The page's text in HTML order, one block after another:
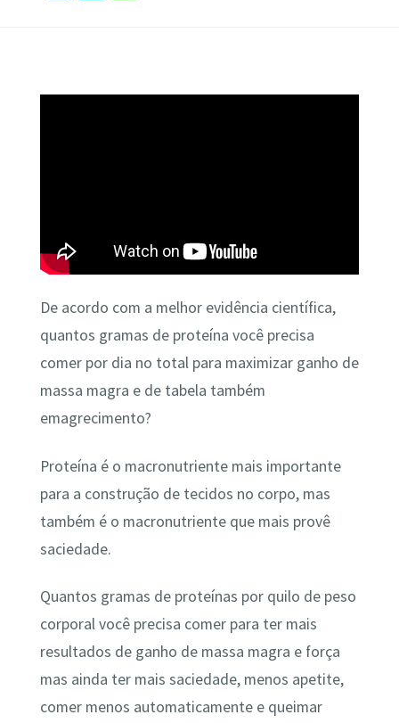
De acordo com a melhor evidência científica,
quantos gramas de proteína você precisa
comer por dia no total para maximizar ganho de
massa magra e de tabela também
emagrecimento?
Proteína é o macronutriente mais importante
para a construção de tecidos no corpo, mas
também é o macronutriente que mais provê
saciedade.
Quantos gramas de proteínas por quilo de peso
corporal você precisa comer para ter mais
resultados de ganho de massa magra e força
mas ainda ter mais saciedade, menos apetite,
comer menos automaticamente e queimar